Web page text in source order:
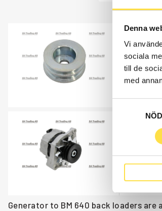
Denna
Vi
sociala
till de
med
Item
Fits
Item
Åtgår1
Generator to BM 640 back loaders are